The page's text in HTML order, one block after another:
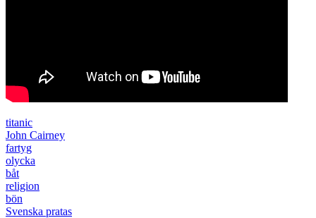
titanic
John Cairney
fartyg
olycka
båt
religion
bön
Svenska pratas